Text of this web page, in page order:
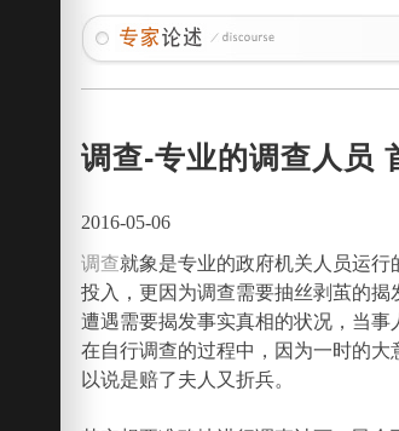
调查-专业的调查人员
2016-05-06
调查就象是专业的政府机关人员运
投入，更因为调查需要抽丝剥茧的
遭遇需要揭发事实真相的状况，当
在自行调查的过程中，因为一时的
以说是赔了夫人又折兵。